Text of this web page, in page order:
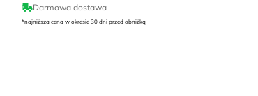
Darmowa dostawa
*najniższa cena w okresie 30 dni przed obniżką